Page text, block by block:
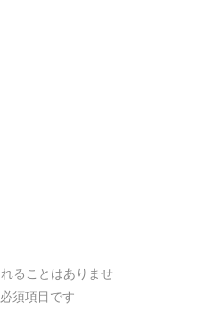
ることはありませ
須項目です